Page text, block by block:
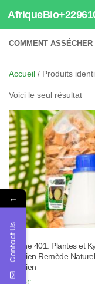
Au dessous du
COMMENT
Accueil / Produits
Voici le seul résultat
Tisane 401: Plantes et
Ovarien Remède
Ovarien
←
Contact Us